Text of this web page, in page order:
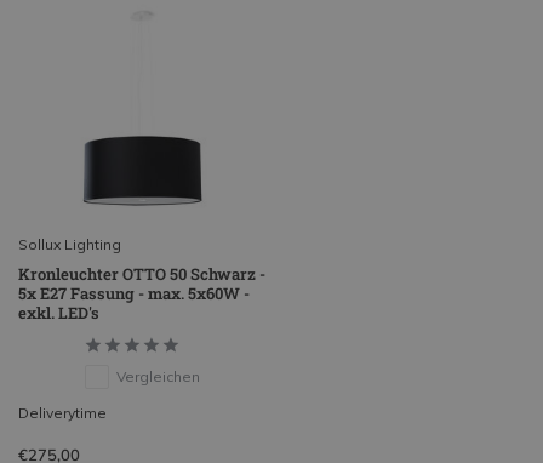
Sollux Lighting
Kronleuchter OTTO 50 Schwarz -
5x E27 Fassung - max. 5x60W -
exkl. LED's
Vergleichen
Deliverytime
€275,00